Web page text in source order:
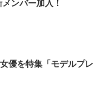
ンバー加入！
優を特集「モデルプレ